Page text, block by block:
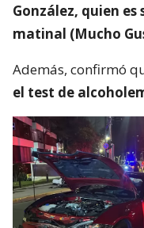
González, quien
matinal (Mucho
Además, confirmó
el test de